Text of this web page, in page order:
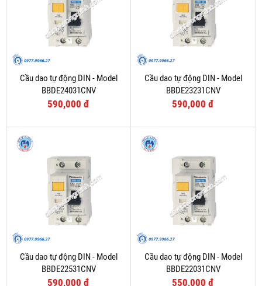
Cầu dao tự động DIN - Model
BBDE24031CNV
590,000 đ
Cầu dao tự động DIN - Model
BBDE23231CNV
590,000 đ
Cầu dao tự động DIN - Model
BBDE22531CNV
590,000 đ
Cầu dao tự động DIN - Model
BBDE22031CNV
550,000 đ